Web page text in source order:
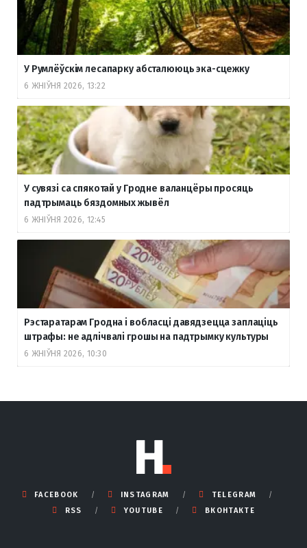
У Румлёўскім лесапарку абсталююць эка-сцежку
6 ЖНІЎНЯ 2026, 13:22
У сувязі са спякотай у Гродне валанцёры просяць
падтрымаць бяздомных жывёл
6 ЖНІЎНЯ 2026, 12:45
Рэстаратарам Гродна і вобласці давядзецца заплаціць
штрафы: не адлічвалі грошы на падтрымку культуры
6 ЖНІЎНЯ 2026, 10:30
FACEBOOK INSTAGRAM
TELEGRAM
RSS
YOUTUBE ВКОНТАКТЕ